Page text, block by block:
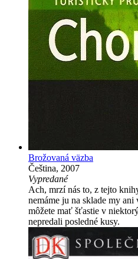
Brožovaná väzba
Čeština, 2007
Vypredané
Ach, mrzí nás to, z tejto
nemáme ju na sklade my
môžete mať šťastie v
nepredali posledné kusy.